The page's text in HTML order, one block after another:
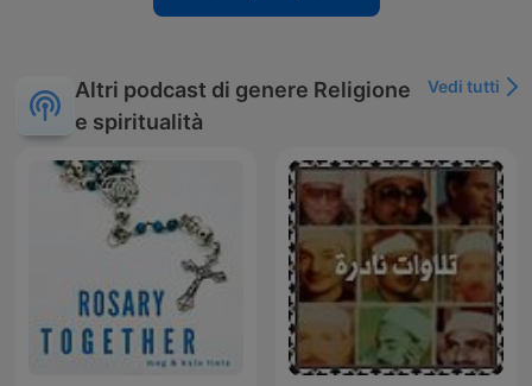
Altri podcast di genere Religione
e spiritualità
Vedi tutti